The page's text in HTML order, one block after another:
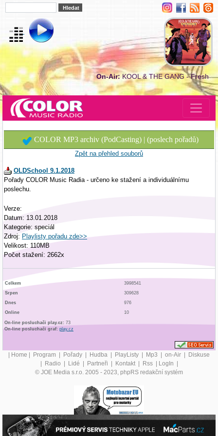
On-Air:KOOL & THE GANG - Fresh
COLOR MP3 archiv (PodCasting) | (poslech pořadů)
Zpět na přehled souborů
OLDSchool 9.1.2018
Pořady COLOR Music Radia - určeno ke stažení a individuálnímu
poslechu.
Verze:
Datum: 13.01.2018
Kategorie: speciál
Zdroj: Playlisty pořadu zde>>
Velikost: 110MB
Počet stažení: 2662x
Celkem
3998541
Srpen
309628
Dnes
976
Online
10
On-line posluchači play.cz: 73
On-line posluchači graf: play.cz
| Home | Program | Pořady | Hudba | PlayListy | Mp3 | on-Air | Diskuse
| Radio | Lidé | Partneři | Kontakt | Rss | LogIn |
© JOE Media s.r.o. 2005 - 2023, phpRS redakční systém